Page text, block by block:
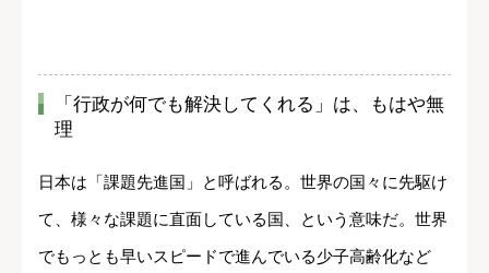
「行政が何でも解決してくれる」は、もはや無
理
日本は「課題先進国」と呼ばれる。世界の国々に先駆け
て、様々な課題に直面している国、という意味だ。世界
でもっとも早いスピードで進んでいる少子高齢化など